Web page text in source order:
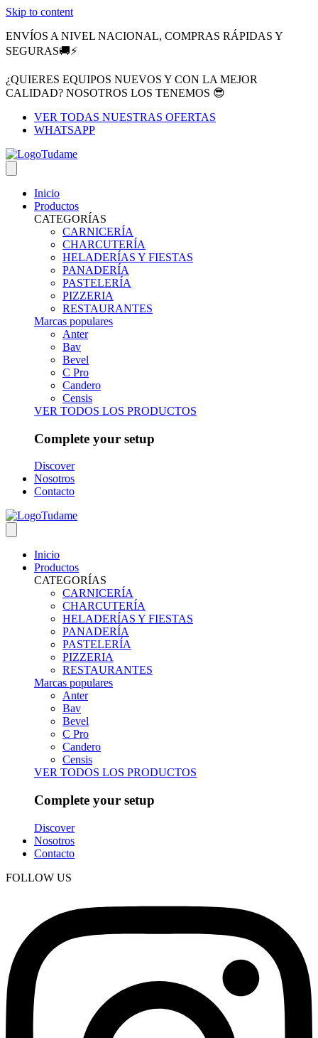
Skip to content
ENVÍOS A NIVEL NACIONAL, COMPRAS RÁPIDAS Y
SEGURAS🚚⚡
¿QUIERES EQUIPOS NUEVOS Y CON LA MEJOR
CALIDAD? NOSOTROS LOS TENEMOS 😎
VER TODAS NUESTRAS OFERTAS
WHATSAPP
Inicio
Productos
CATEGORÍAS
CARNICERÍA
CHARCUTERÍA
HELADERÍAS Y FIESTAS
PANADERÍA
PASTELERÍA
PIZZERIA
RESTAURANTES
Marcas populares
Anter
Bav
Bevel
C Pro
Candero
Censis
VER TODOS LOS PRODUCTOS
Complete your setup
Discover
Nosotros
Contacto
Inicio
Productos
CATEGORÍAS
CARNICERÍA
CHARCUTERÍA
HELADERÍAS Y FIESTAS
PANADERÍA
PASTELERÍA
PIZZERIA
RESTAURANTES
Marcas populares
Anter
Bav
Bevel
C Pro
Candero
Censis
VER TODOS LOS PRODUCTOS
Complete your setup
Discover
Nosotros
Contacto
FOLLOW US